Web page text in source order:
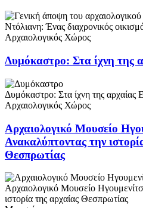
Ντόλιανη: Ένας διαχρονικός
Αρχαιολογικός Χώρος
Δυμόκαστρο: Στα ίχνη της
Δυμόκαστρο: Στα ίχνη της αρχαίας
Αρχαιολογικός Χώρος
Αρχαιολογικό Μουσείο
Ανακαλύπτοντας την
Θεσπρωτίας
Αρχαιολογικό Μουσείο
ιστορία της αρχαίας Θεσπρωτίας